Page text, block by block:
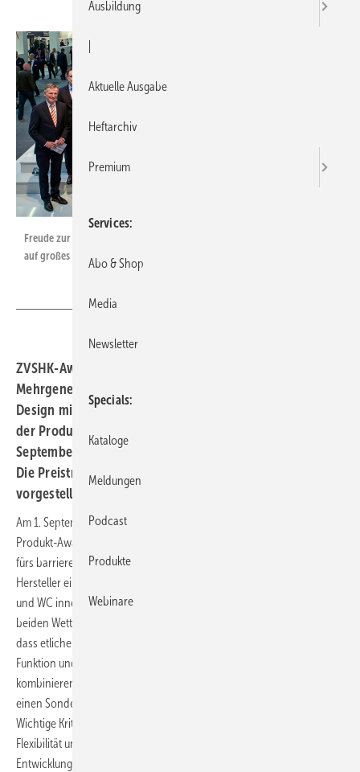
Freude zur ISH 2015: Die Gewinner des zweiten Produkt-Awards stießen
auf großes Interesse bei Herstellern und Fachhandwerkern.
ZVSHK-Award
Mehrgenerationenbades bestmöglich Funktion und
Design miteinander verbinden? Antworten darauf gibt
der Produkt-Award, ein Wettbewerb des ZVSHK. Anfang
September geht die Veranstaltung in die dritte Runde.
Die Preisträger werden unter anderem zur ISH 2017
vorgestellt.
Am 1. September 2016 startet die neue Wettbewerbsrunde des ZVSHK-
Produkt-Award. Bewertet und ausgezeichnet werden Top-Produkte
fürs barrierefreie Bad. Zum Mitmachen lädt der Zentralverband alle
Hersteller ein, die für eine eingeschränkte Bewegungsfreiheit in Bad
und WC innovative Lösungen parat haben. Bereits in den ersten
beiden Wettbewerbsrunden vor zwei und vier Jahren zeigte sich,
dass etliche Hersteller große Anstrengungen unternehmen, um
Funktion und Produktgestaltung bestmöglich miteinander zu
kombinieren. Beim letzten Mal gab es fünf Gewinner-Produkte plus
einen Sonderpreis zu verteilen – mehr dazu auf den nächsten Seiten.
Wichtige Kriterien für die Entscheidung sind: Benutzerfreundlichkeit,
Flexibilität und Adaptierbarkeit, nutzerorientierter
Entwicklungsprozess, ästhetische Qualität, Innovation und
Ausbildung
Aktuelle Ausgabe
Heftarchiv
Premium
Services
Abo & Shop
Media
Newsletter
Specials
Kataloge
Meldungen
Podcast
Produkte
Webinare